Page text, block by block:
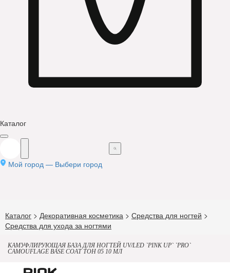
Каталог
Мой город — Выбери город
Каталог > Декоративная косметика > Средства для ногтей >
Средства для ухода за ногтями
КАМУФЛИРУЮЩАЯ БАЗА ДЛЯ НОГТЕЙ UV/LED `PINK UP` `PRO`
CAMOUFLAGE BASE COAT ТОН 05 10 МЛ